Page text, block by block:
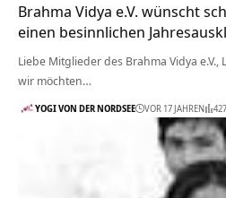
Brahma Vidya e.V. wünscht
einen besinnlichen
Liebe Mitglieder des Brahma Vidya
wir möchten…
YOGI VON DER NORDSEE VOR 17 JAHREN